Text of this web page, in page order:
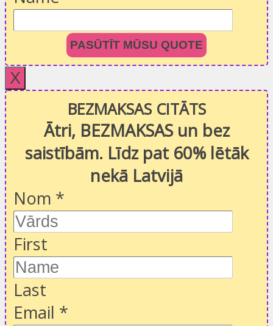
PASŪTĪT MŪSU QUOTE
X
BEZMAKSAS CITĀTS
Ātri, BEZMAKSAS un bez
saistībām. Līdz pat 60% lētāk
nekā Latvijā
Nom *
First
Last
Email *